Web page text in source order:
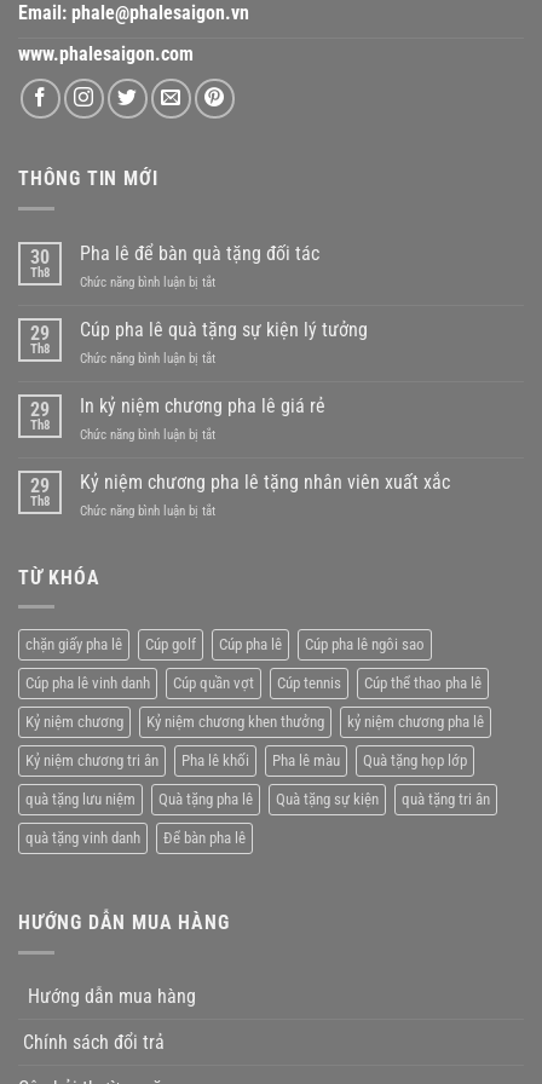
Email: phale@phalesaigon.vn
www.phalesaigon.com
THÔNG TIN MỚI
30
Th8
Pha lê để bàn quà tặng đối tác
Chức năng bình luận bị tắtở
lê
bàn
tặng
29
Th8
Cúp pha lê quà tặng sự kiện lý tưởng
Chức năng bình luận bị tắtở
pha
lê
quà
sự
29
Th8
In kỷ niệm chương pha lê giá rẻ
Chức năng bình luận bị tắtở
kỷ
chương
29
Th8
Kỷ niệm chương pha lê tặng nhân viên xuất xắc
Chức năng bình luận bị tắtở
tặng
nhân
viên
xuất
xắc
TỪ KHÓA
chặn giấy pha lê Cúp golf Cúp pha lê Cúp pha lê ngôi sao
Cúp pha lê vinh danh Cúp quần vợt Cúp tennis Cúp thể thao pha lê
Kỷ niệm chương Kỷ niệm chương khen thưởng kỷ niệm chương pha lê
Kỷ niệm chương tri ân Pha lê khối Pha lê màu Quà tặng họp lớp
quà tặng lưu niệm Quà tặng pha lê Quà tặng sự kiện quà tặng tri ân
quà tặng vinh danh Để bàn pha lê
HƯỚNG DẪN MUA HÀNG
Hướng dẫn mua hàng
Chính sách đổi trả